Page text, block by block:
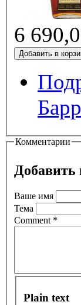
6
Комментарии
Ваше имя
Тема
Comment *
Plain text